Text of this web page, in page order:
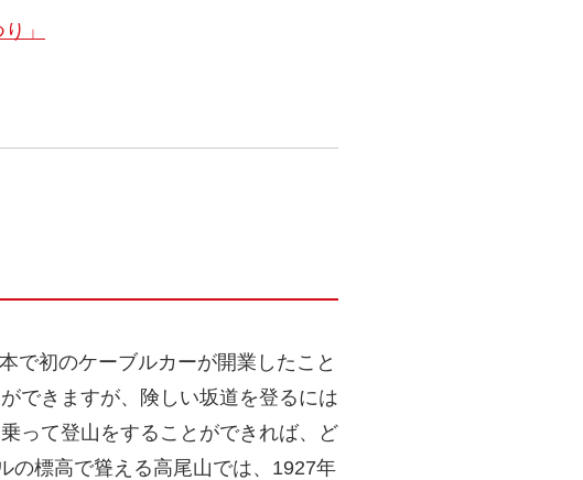
」
で初のケーブルカーが開業したこと
できますが、険しい坂道を登るには
って登山をすることができれば、ど
の標高で聳える高尾山では、1927年